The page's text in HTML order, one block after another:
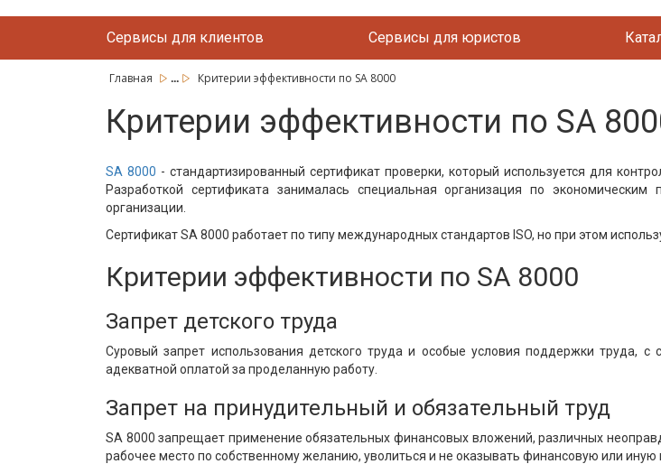
Сервисы для клиентов Сервисы для юристов
Главная ... Критерии эффективности по SA 8000
Критерии эффективности по SA
SA 8000 - стандартизированный сертификат проверки, который используется для
Разработкой сертификата занималась специальная организация по
организации.
Сертификат SA 8000 работает по типу международных стандартов ISO, но при этом
Критерии эффективности по SA 8000
Запрет детского труда
Суровый запрет использования детского труда и особые условия поддержки
адекватной оплатой за проделанную работу.
Запрет на принудительный и обязательный труд
SA 8000 запрещает применение обязательных финансовых вложений, различных
рабочее место по собственному желанию, уволиться и не оказывать финансовую или